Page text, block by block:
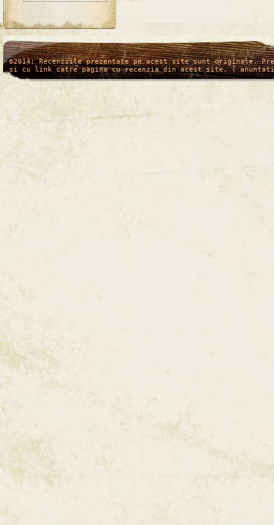
/* */
©2014: Recenziile prezentate pe acest site sunt originale.
si cu link catre pagina cu recenzia din acest site. (